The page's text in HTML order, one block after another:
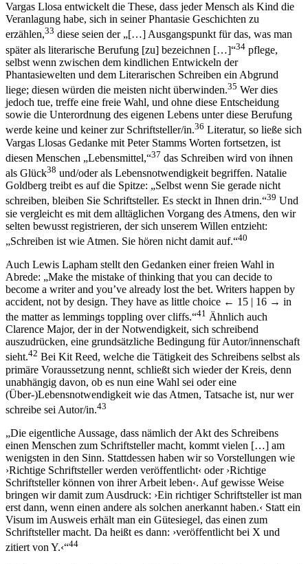
Vargas Llosa entwickelt die These, dass jeder Mensch als Kind die
Veranlagung habe, sich in seiner Phantasie Geschichten zu
erzählen,33 diese seien der „[…] Ausgangspunkt für das, was man
später als literarische Berufung [zu] bezeichnen […]“34 pflege,
selbst wenn zwischen dem kindlichen Entwickeln der
Phantasiewelten und dem Literarischen Schreiben ein Abgrund
liege; diesen würden die meisten nicht überwinden.35 Wer dies
jedoch tue, treffe eine freie Wahl, und ohne diese Entscheidung
sowie die Unterordnung des eigenen Lebens unter diese Berufung
werde keine und keiner zur Schriftsteller/in.36 Literatur, so ließe sich
Vargas Llosas Gedanke mit Peter Stamms Worten fortsetzen, ist
diesen Menschen „Lebensmittel,“37 das Schreiben wird von ihnen
als Glück38 und/oder als Lebensnotwendigkeit begriffen. Natalie
Goldberg treibt es auf die Spitze: „Selbst wenn Sie gerade nicht
schreiben, bleiben Sie Schriftsteller. Es steckt in Ihnen drin.“39 Und
sie vergleicht es mit dem alltäglichen Vorgang des Atmens, den wir
selten bewusst registrieren, der sich unserem Willen entzieht:
„Schreiben ist wie Atmen. Sie hören nicht damit auf.“40
Auch Lewis Lapham stellt den Gedanken einer freien Wahl in
Abrede: „Make the mistake of thinking that you can decide to
become a writer and you’ve already lost the bet. Writers happen by
accident, not by design. They have as little choice ← 15 | 16 → in
the matter as lemmings toppling over cliffs.“41 Ähnlich auch
Clarence Major, der in der Notwendigkeit, sich schreibend
auszudrücken, eine grundsätzliche Bedingung für Autor/innenschaft
sieht.42 Bei Kit Reed, welche die Tätigkeit des Schreibens selbst als
primäre Voraussetzung nennt, schließt sich wieder der Kreis, denn
unabhängig davon, ob es nun eine Wahl sei oder eine
(Über-)Lebensnotwendigkeit wie das Atmen, Tatsache ist, nur wer
schreibe sei Autor/in.43
„Die eigentliche Aussage, dass nämlich der Akt des Schreibens
einen Menschen zum Schriftsteller macht, kommt vielen […] am
wenigsten in den Sinn. Stattdessen haben wir so Vorstellungen wie
›Richtige Schriftsteller werden veröffentlicht‹ oder ›Richtige
Schriftsteller können von ihrer Arbeit leben‹. Auf gewisse Weise
bringen wir damit zum Ausdruck: ›Ein richtiger Schriftsteller ist man
erst dann, wenn einen andere als solchen anerkannt haben.‹ Statt ein
Visum im Ausweis erhält man ein Gütesiegel, das einen zum
Schriftsteller macht. Da heißt es dann: ›veröffentlicht bei X und
zitiert von Y.‹“44